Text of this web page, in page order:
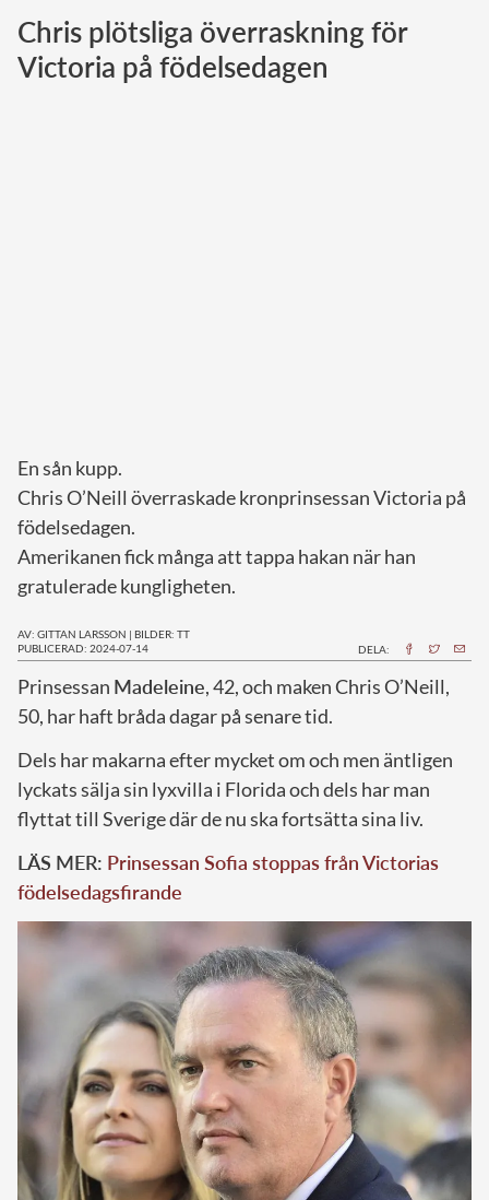
Norska kungahuset
Danska kungahuset
Chris plötsliga överraskning för
Victoria på födelsedagen
En sån kupp.
Chris O’Neill överraskade kronprinsessan Victoria på
födelsedagen.
Amerikanen fick många att tappa hakan när han
gratulerade kungligheten.
AV: GITTAN LARSSON | BILDER: TT
PUBLICERAD: 2024-07-14
DELA:
Prinsessan Madeleine, 42, och maken Chris O’Neill,
50, har haft bråda dagar på senare tid.
Dels har makarna efter mycket om och men äntligen
lyckats sälja sin lyxvilla i Florida och dels har man
flyttat till Sverige där de nu ska fortsätta sina liv.
LÄS MER: Prinsessan Sofia stoppas från Victorias
födelsedagsfirande